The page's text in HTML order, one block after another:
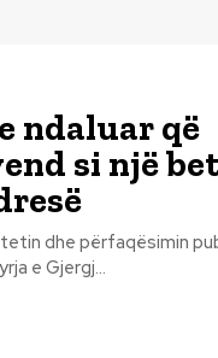
ndaluar që
si një
e Gjergj...